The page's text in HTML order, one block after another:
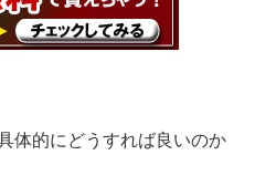
体的にどうすれば良いのか